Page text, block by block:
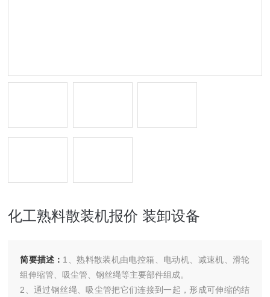
化工熟料散装机报价 装卸设备
简要描述： 1、熟料散装机由电控箱、电动机、减速机、滑轮
组伸缩管、吸尘管、钢丝绳等主要部件组成。
2、通过钢丝绳、吸尘管把它们连接到一起，形成可伸缩的结